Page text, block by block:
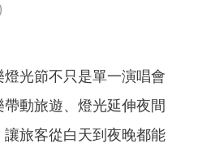
光節不只是單一演唱會
動旅遊、燈光延伸夜間
旅客從白天到夜晚都能